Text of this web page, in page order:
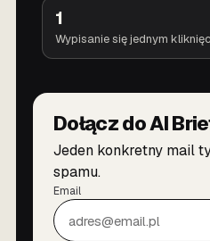
1
Wypisanie się jednym
Dołącz do AI
Jeden konkretny mail
spamu.
Email